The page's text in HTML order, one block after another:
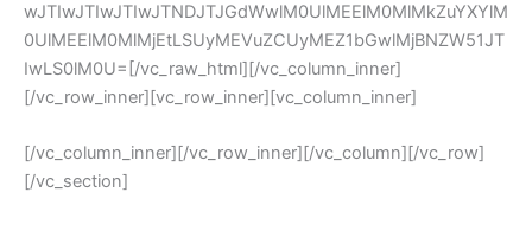
[/vc_column_inner][/vc_row_inner][/vc_column][/vc_row]
[/vc_section]